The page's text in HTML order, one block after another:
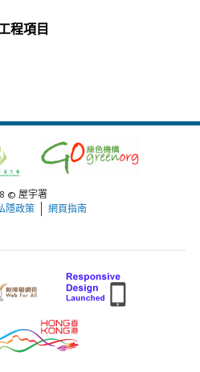
程項目
© 屋宇署
隱政策 網頁指南